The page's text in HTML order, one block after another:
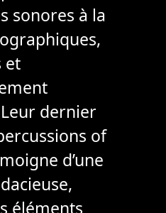
sonores à la
et
dernier
of
d’une
éléments